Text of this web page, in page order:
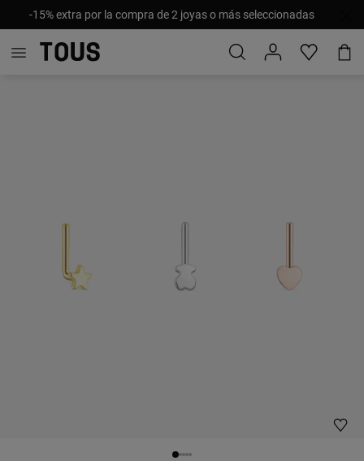
-15% extra por la compra de 2 joyas o más seleccionadas